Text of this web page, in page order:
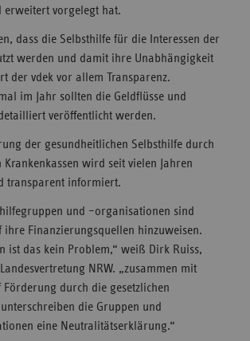
erweitert vorgelegt hat.
dass die Selbsthilfe für die Interessen der
werden und damit ihre Unabhängigkeit
der vdek vor allem Transparenz.
im Jahr sollten die Geldflüsse und
veröffentlicht werden.
der gesundheitlichen Selbsthilfe durch
Krankenkassen wird seit vielen Jahren
transparent informiert.
und –organisationen sind
ihre Finanzierungsquellen hinzuweisen.
ist das kein Problem,“ weiß Dirk Ruiss,
NRW. „zusammen mit
durch die gesetzlichen
die Gruppen und
eine Neutralitätserklärung.“